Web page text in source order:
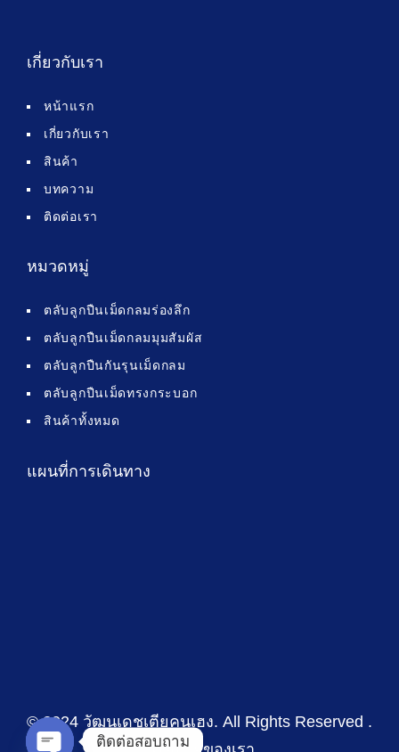
เกี่ยวกับเรา
หน้าแรก
เกี่ยวกับเรา
สินค้า
บทความ
ติดต่อเรา
หมวดหมู่
ตลับลูกปืนเม็ดกลมร่องลึก
ตลับลูกปืนเม็ดกลมมุมสัมผัส
ตลับลูกปืนกันรุนเม็ดกลม
ตลับลูกปืนเม็ดทรงกระบอก
สินค้าทั้งหมด
แผนที่การเดินทาง
© 2024 วัฒนเดชเตียคุนเฮง. All Rights Reserved .
ติดต่อสอบถาม